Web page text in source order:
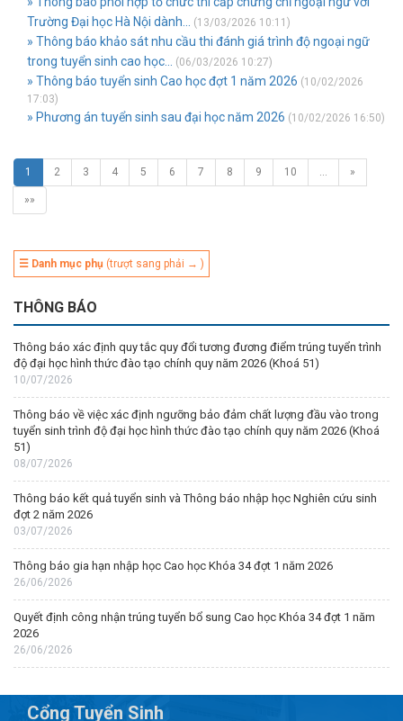
Trường Đại học Hà Nội dành...
(13/03/2026 10:11)
» Thông báo khảo sát nhu cầu thi đánh giá trình độ ngoại ngữ
trong tuyển sinh cao học...
(06/03/2026 10:27)
» Thông báo tuyển sinh Cao học đợt 1 năm 2026 (10/02/2026
17:03)
» Phương án tuyển sinh sau đại học năm 2026 (10/02/2026 16:50)
1 2 3 4 5 6 7 8 9 10 … »
»»
☰ Danh mục phụ (trượt sang phải → )
THÔNG BÁO
Thông báo xác định quy tắc quy đổi tương đương điểm trúng tuyển trình
độ đại học hình thức đào tạo chính quy năm 2026 (Khoá 51)
10/07/2026
Thông báo về việc xác định ngưỡng bảo đảm chất lượng đầu vào trong
tuyển sinh trình độ đại học hình thức đào tạo chính quy năm 2026 (Khoá
51)
08/07/2026
Thông báo kết quả tuyển sinh và Thông báo nhập học Nghiên cứu sinh
đợt 2 năm 2026
03/07/2026
Thông báo gia hạn nhập học Cao học Khóa 34 đợt 1 năm 2026
26/06/2026
Quyết định công nhận trúng tuyển bổ sung Cao học Khóa 34 đợt 1 năm
2026
26/06/2026
Cổng Tuyển Sinh